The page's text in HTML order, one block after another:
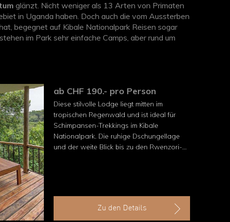
glänzt. Nicht weniger als 13 Arten von Primaten
in Uganda haben. Doch auch die vom Aussterben
begegnet auf Kibale Nationalpark Reisen sogar
im Park sehr einfache Camps, aber rund um
sie den Reisenden eine herzliche
ab CHF 190.- pro Person
Diese stilvolle Lodge liegt mitten im
tropischen Regenwald und ist ideal für
Schimpansen-Trekkings im Kibale
Nationalpark. Die ruhige Dschungellage
und der weite Blick bis zu den Rwenzori-
Zu den Details